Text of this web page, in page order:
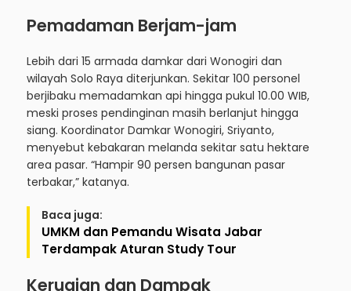
Pemadaman Berjam-jam
Lebih dari 15 armada damkar dari Wonogiri dan
wilayah Solo Raya diterjunkan. Sekitar 100 personel
berjibaku memadamkan api hingga pukul 10.00 WIB,
meski proses pendinginan masih berlanjut hingga
siang. Koordinator Damkar Wonogiri, Sriyanto,
menyebut kebakaran melanda sekitar satu hektare
area pasar. “Hampir 90 persen bangunan pasar
terbakar,” katanya.
Baca juga:
UMKM dan Pemandu Wisata Jabar
Terdampak Aturan Study Tour
Kerugian dan Dampak